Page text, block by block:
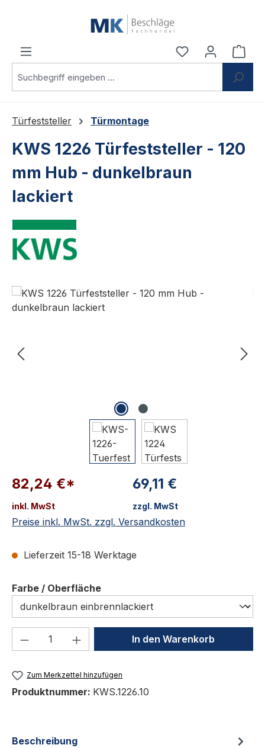
Du hast 0
Türfeststeller Türmontage
KWS 1226 Türfeststeller - 120
mm Hub - dunkelbraun
lackiert
82,24 €*
inkl. MwSt
69,11 €
zzgl. MwSt
Preise inkl. MwSt. zzgl. Versandkosten
Lieferzeit 15-18 Werktage
Farbe / Oberflächeauswählen
Produkt Anzahl: Gib denIn den Warenkorb
Zum Merkzettel hinzufügen
Produktnummer: KWS.1226.10
Beschreibung